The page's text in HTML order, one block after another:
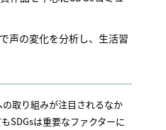
声の変化を分析し、生活習
取り組みが注目されるなか
SDGsは重要なファクターに